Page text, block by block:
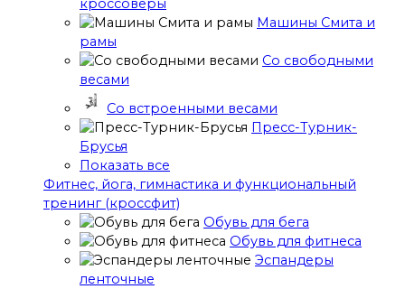
кроссоверы
Машины Смита и
рамы
Со свободными
весами
Со встроенными весами
Пресс-Турник-
Брусья
Показать все
Фитнес, йога, гимнастика и функциональный
тренинг (кроссфит)
Обувь для бега
Обувь для фитнеса
Эспандеры
ленточные